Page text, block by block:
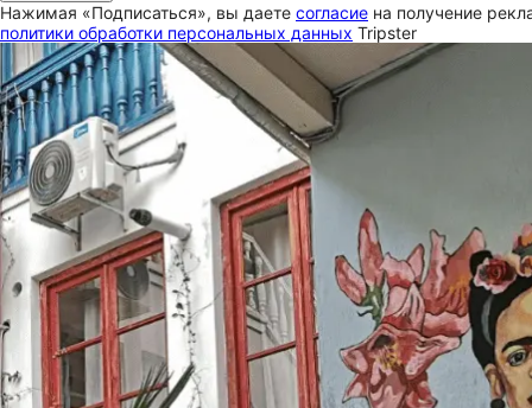
Нажимая «Подписаться», вы даете согласие на получение
политики обработки персональных данных Tripster